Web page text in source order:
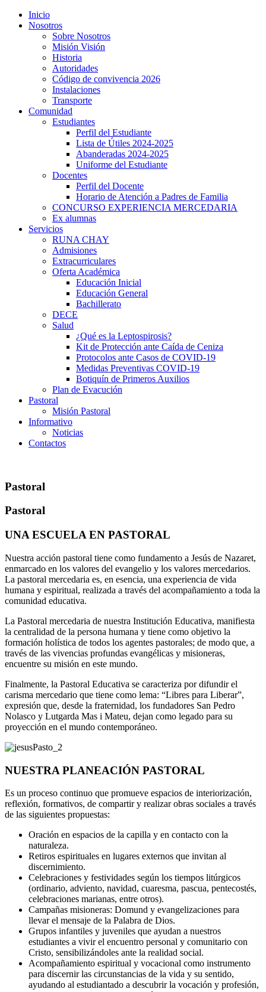
Inicio
Nosotros
Sobre Nosotros
Misión Visión
Historia
Autoridades
Código de convivencia 2026
Instalaciones
Transporte
Comunidad
Estudiantes
Perfil del Estudiante
Lista de Útiles 2024-2025
Abanderadas 2024-2025
Uniforme del Estudiante
Docentes
Perfil del Docente
Horario de Atención a Padres de Familia
CONCURSO EXPERIENCIA MERCEDARIA
Ex alumnas
Servicios
RUNA CHAY
Admisiones
Extracurriculares
Oferta Académica
Educación Inicial
Educación General
Bachillerato
DECE
Salud
¿Qué es la Leptospirosis?
Kit de Protección ante Caída de Ceniza
Protocolos ante Casos de COVID-19
Medidas Preventivas COVID-19
Botiquín de Primeros Auxilios
Plan de Evacución
Pastoral
Misión Pastoral
Informativo
Noticias
Contactos
Pastoral
Pastoral
UNA ESCUELA EN PASTORAL
Nuestra acción pastoral tiene como fundamento a Jesús de Nazaret,
enmarcado en los valores del evangelio y los valores mercedarios.
La pastoral mercedaria es, en esencia, una experiencia de vida
humana y espiritual, realizada a través del acompañamiento a toda la
comunidad educativa.
La Pastoral mercedaria de nuestra Institución Educativa, manifiesta
la centralidad de la persona humana y tiene como objetivo la
formación holística de todos los agentes pastorales; de modo que, a
través de las vivencias profundas evangélicas y misioneras,
encuentre su misión en este mundo.
Finalmente, la Pastoral Educativa se caracteriza por difundir el
carisma mercedario que tiene como lema: “Libres para Liberar”,
expresión que, desde la fraternidad, los fundadores San Pedro
Nolasco y Lutgarda Mas i Mateu, dejan como legado para su
proyección en el mundo contemporáneo.
NUESTRA PLANEACIÓN PASTORAL
Es un proceso continuo que promueve espacios de interiorización,
reflexión, formativos, de compartir y realizar obras sociales a través
de las siguientes propuestas:
Oración en espacios de la capilla y en contacto con la
naturaleza.
Retiros espirituales en lugares externos que invitan al
discernimiento.
Celebraciones y festividades según los tiempos litúrgicos
(ordinario, adviento, navidad, cuaresma, pascua, pentecostés,
celebraciones marianas, entre otros).
Campañas misioneras: Domund y evangelizaciones para
llevar el mensaje de la Palabra de Dios.
Grupos infantiles y juveniles que ayudan a nuestros
estudiantes a vivir el encuentro personal y comunitario con
Cristo, sensibilizándoles ante la realidad social.
Acompañamiento espiritual y vocacional como instrumento
para discernir las circunstancias de la vida y su sentido,
ayudando al estudiantado a descubrir la vocación y profesión,